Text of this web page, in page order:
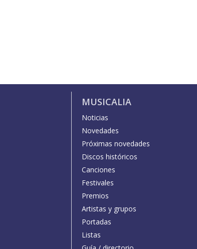
MUSICALIA
Noticias
Novedades
Próximas novedades
Discos históricos
Canciones
Festivales
Premios
Artistas y grupos
Portadas
Listas